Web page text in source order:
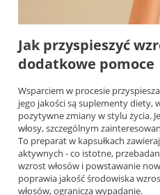
Jak przyspieszyć
dodatkowe pomoce
Wsparciem w procesie
jego jakości są suplementy diety,
pozytywne zmiany w stylu życia.
włosy, szczególnym
To preparat w kapsułkach
aktywnych - co istotne,
wzrost włosów i powstawanie
poprawia jakość środowiska
włosów, ogranicza wypadanie.